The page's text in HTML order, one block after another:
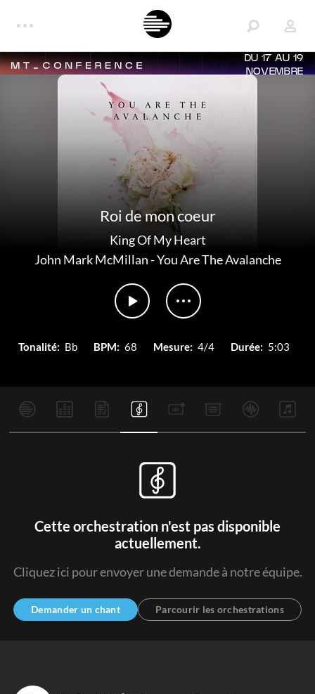
DU 17 AU 19
NOVEMBRE
Roi de mon coeur
King Of My Heart
John Mark McMillan-You Are The Avalanche
Tonalité: Bb BPM: 68 Mesure: 4/4 Durée: 5:03
Cette orchestration n'est pas disponible
actuellement.
Cliquez ici pour envoyer une demande à notre équipe.
Demander un chant Parcourir les orchestrations